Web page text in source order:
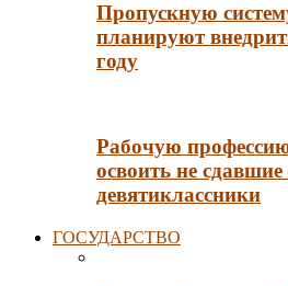
Пропускную
планируют
году
Рабочую
освоить не
девятиклассники
ГОСУДАРСТВО